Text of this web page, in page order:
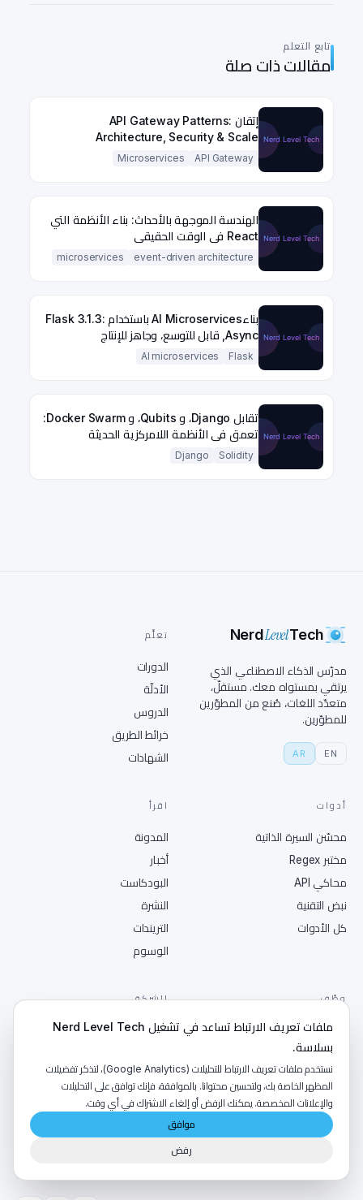
تابع التعلم
مقالات ذات صلة
إتقان API Gateway Patterns:
Architecture, Security & Scale
API Gateway
Microservices
الهندسة الموجهة بالأحداث: بناء الأنظمة التي
React في الوقت الحقيقي
event-driven architecture
microservices
بناءAI Microservices باستخدام Flask 3.1.3:
Async, قابل للتوسع، وجاهز للإنتاج
Flask
AI microservices
تقابل Django، و Qubits، و Docker Swarm:
تعمق في الأنظمة اللامركزية الحديثة
Solidity
Django
NerdLevelTech
مدرّس الذكاء الاصطناعي الذي
يرتقي بمستواه معك. مستقلّ،
متعدّد اللغات، صُنع من المطوّرين
للمطوّرين.
EN
AR
تعلَّم
الدورات
الأدلّة
الدروس
خرائط الطريق
الشهادات
أدوات
محسّن السيرة الذاتية
مختبر Regex
محاكي API
نبض التقنية
كل الأدوات
اقرأ
المدونة
أخبار
البودكاست
النشرة
التريندات
الوسوم
وظّف
لوحة الوظائف
تحضير مقابلات
للوكلاء
انشر وظيفة
الشركة
عن الموقع
الخصوصية
الشروط
ملفات تعريف الارتباط تساعد في تشغيل Nerd Level Tech
بسلاسة.
نستخدم ملفات تعريف الارتباط للتحليلات (Google Analytics)، لتذكر تفضيلات
المظهر الخاصة بك، ولتحسين محتوانا. بالموافقة، فإنك توافق على التحليلات
والإعلانات المخصصة. يمكنك الرفض أو إلغاء الاشتراك في أي وقت.
موافق
رفض